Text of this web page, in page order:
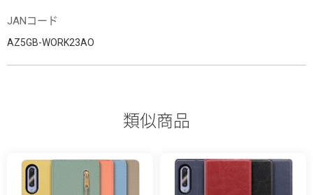
JANコード
AZ5GB-WORK23AO
類似商品